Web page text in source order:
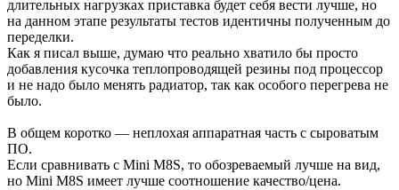
длительных нагрузках приставка будет себя вести лучше, но
на данном этапе результаты тестов идентичны полученным до
переделки.
Как я писал выше, думаю что реально хватило бы просто
добавления кусочка теплопроводящей резины под процессор
и не надо было менять радиатор, так как особого перегрева не
было.
В общем коротко — неплохая аппаратная часть с сыроватым
ПО.
Если сравнивать с Mini M8S, то обозреваемый лучше на вид,
но Mini M8S имеет лучше соотношение качество/цена.